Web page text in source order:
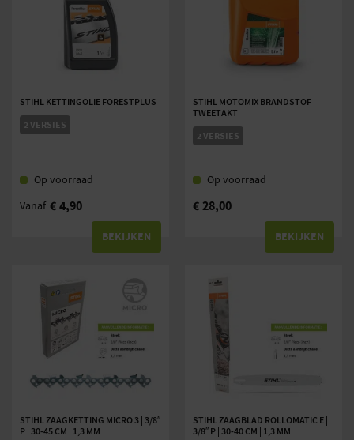
STIHL KETTINGOLIE FORESTPLUS
2 VERSIES
Op voorraad
Vanaf €4,90
BEKIJKEN
STIHL MOTOMIX BRANDSTOF
TWEETAKT
2 VERSIES
Op voorraad
€28,00
BEKIJKEN
STIHL ZAAGKETTING MICRO 3 | 3/8″
P | 30-45 CM | 1,3 MM
STIHL ZAAGBLAD ROLLOMATIC E |
3/8″ P | 30-40 CM | 1,3 MM